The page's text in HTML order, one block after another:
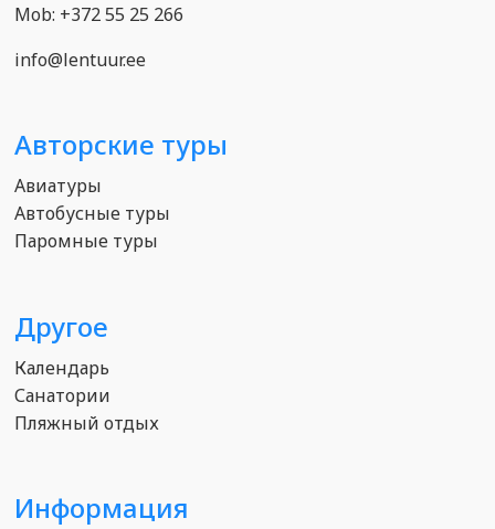
Mob: +372 55 25 266
info@lentuur.ee
Авторские туры
Авиатуры
Автобусные туры
Паромные туры
Другое
Календарь
Санатории
Пляжный отдых
Информация